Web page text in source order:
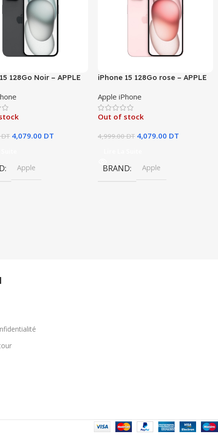
128Go Noir – APPLE
DT 4,079.00 DT
Apple
iPhone 15 128Go rose – APPLE
Apple iPhone
Out of stock
4,999.00DT 4,079.00 DT
BRAND Apple